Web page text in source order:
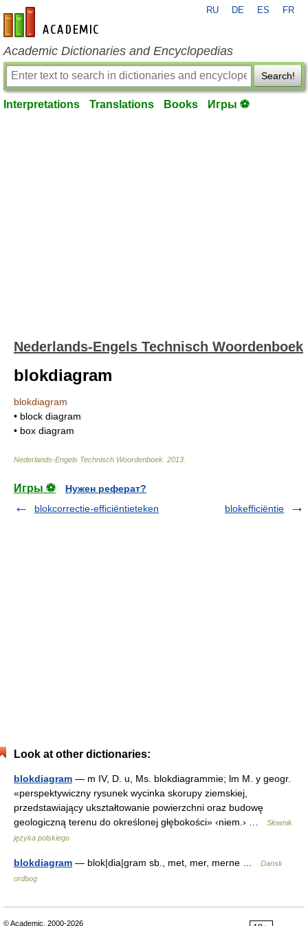
en-academic.com
RU DE ES FR
Academic Dictionaries and Encyclopedias
Search!
Interpretations Translations Books Игры ⚽
Nederlands-Engels Technisch Woordenboek
blokdiagram
blokdiagram
• block diagram
• box diagram
Nederlands-Engels Technisch Woordenboek 2013
Игры ⚽
Нужен реферат?
blokcorrectie-efficiëntieteken
blokefficiëntie
Look at other dictionaries:
blokdiagram — m IV, D. u, Ms. blokdiagrammie; lm M. y geogr.
«perspektywiczny rysunek wycinka skorupy ziemskiej,
przedstawiający ukształtowanie powierzchni oraz budowę
geologiczną terenu do określonej głębokości» ‹niem.› …
Słownik
języka polskiego
blokdiagram — blok|dia|gram sb., met, mer, merne …
Dansk
ordbog
© Academic, 2000-2026